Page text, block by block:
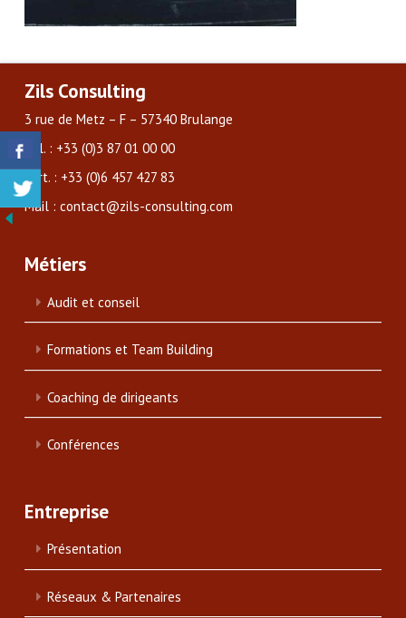
Zils Consulting
3 rue de Metz – F – 57340 Brulange
Tél. : +33 (0)3 87 01 00 00
Port. : +33 (0)6 457 427 83
Mail : contact@zils-consulting.com
Métiers
Audit et conseil
Formations et Team Building
Coaching de dirigeants
Conférences
Entreprise
Présentation
Réseaux & Partenaires